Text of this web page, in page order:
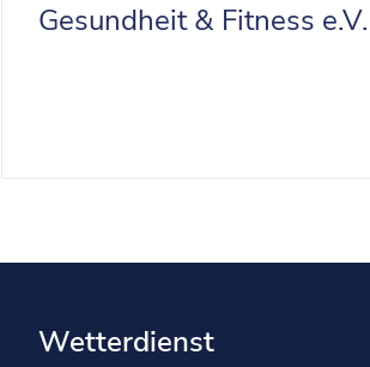
Gesundheit & Fitness e.V.
Wetterdienst